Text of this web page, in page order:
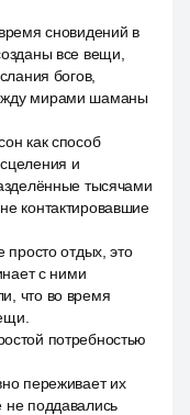
сновидений в
все вещи,
богов,
мирами шаманы
как способ
и
тысячами
контактировавшие
отдых, это
с ними
что во время
потребностью
переживает их
поддавались